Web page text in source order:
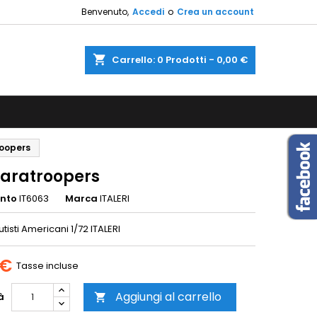
Benvenuto, Accedi o Crea un account
shopping_cart Carrello: 0 Prodotti - 0,00 €
IT6063 Marca ITALERI
Americani 1/72 ITALERI
Tasse incluse
 Aggiungi al carrello